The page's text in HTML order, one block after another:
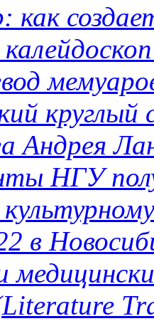
как
круглый
Андрея
НГУ
в